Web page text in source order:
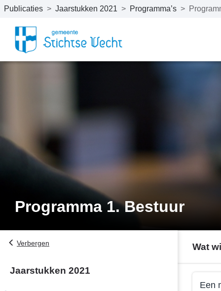
Naar hoofdinhoud
Publicaties > Jaarstukken 2021 > Programma’s >
Programma 1. Bestuur
Verbergen
Jaarstukken 2021
Wat
Een